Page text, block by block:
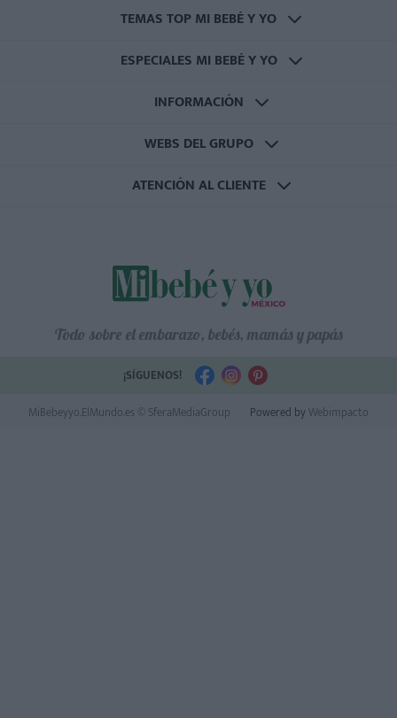
TEMAS TOP MI BEBÉ Y YO
ESPECIALES MI BEBÉ Y YO
INFORMACIÓN
WEBS DEL GRUPO
ATENCIÓN AL CLIENTE
Todo sobre el embarazo, bebés, mamás y papás
¡SÍGUENOS!
MiBebeyyo.ElMundo.es © SferaMediaGroup
Powered byWebimpacto